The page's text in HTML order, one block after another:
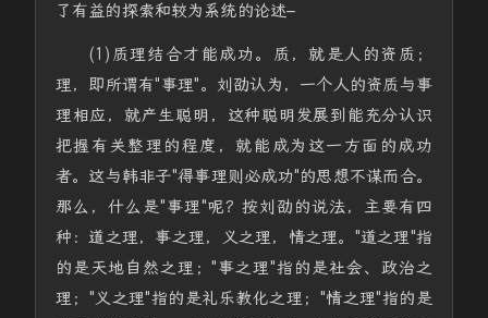
了有益的探索和较为系统的论述–
(1)质理结合才能成功。质，就是人的资质；
理，即所谓有"事理"。刘劭认为，一个人的资质与事
理相应，就产生聪明，这种聪明发展到能充分认识
把握有关整理的程度，就能成为这一方面的成功
者。这与韩非子"得事理则必成功"的思想不谋而合。
那么，什么是"事理"呢？按刘劭的说法，主要有四
种：道之理，事之理，义之理，情之理。"道之理"指
的是天地自然之理；"事之理"指的是社会、政治之
理；"义之理"指的是礼乐教化之理；"情之理"指的是